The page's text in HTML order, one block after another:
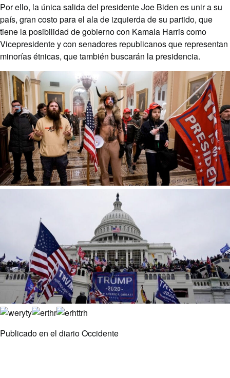
Por ello, la única salida del presidente Joe Biden es unir a su
país, gran costo para el ala de izquierda de su partido, que
tiene la posibilidad de gobierno con Kamala Harris como
Vicepresidente y con senadores republicanos que representan
minorías étnicas, que también buscarán la presidencia.
Publicado en el diario Occidente